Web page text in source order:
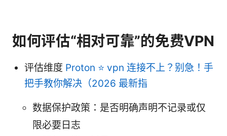
如何评估“相对可靠”的免费VPN
评估维度 Proton ⭐ vpn 连接不上？别急！手
把手教你解决（2026 最新指
数据保护政策：是否明确声明不记录或仅
限必要日志